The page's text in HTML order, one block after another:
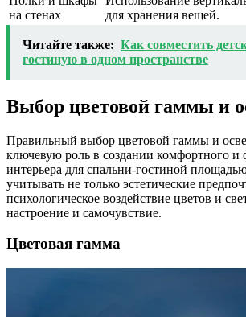
на стенах
для хранения вещей.
Читайте также: Как совместить
гостиную в одном пространстве
Выбор цветовой гаммы и
Правильный выбор цветовой гаммы и
ключевую роль в создании комфортного и
интерьера для спальни-гостиной
учитывать не только эстетические
психологическое воздействие цветов и
настроение и самочувствие.
Цветовая гамма